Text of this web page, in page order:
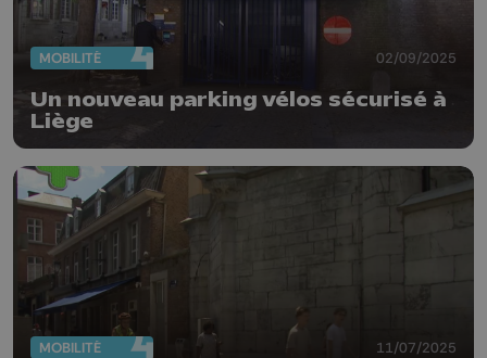
MOBILITÉ 02/09/2025
Un nouveau parking vélos sécurisé à
Liège
MOBILITÉ 11/07/2025